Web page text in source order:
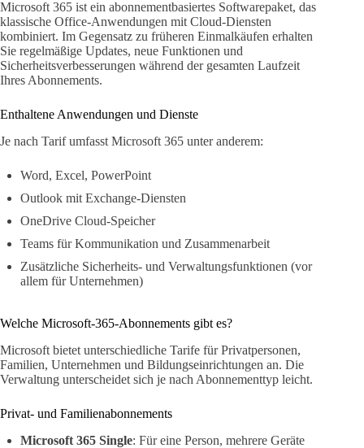
Microsoft 365 ist ein abonnementbasiertes Softwarepaket, das
klassische Office-Anwendungen mit Cloud-Diensten
kombiniert. Im Gegensatz zu früheren Einmalkäufen erhalten
Sie regelmäßige Updates, neue Funktionen und
Sicherheitsverbesserungen während der gesamten Laufzeit
Ihres Abonnements.
Enthaltene Anwendungen und Dienste
Je nach Tarif umfasst Microsoft 365 unter anderem:
Word, Excel, PowerPoint
Outlook mit Exchange-Diensten
OneDrive Cloud-Speicher
Teams für Kommunikation und Zusammenarbeit
Zusätzliche Sicherheits- und Verwaltungsfunktionen (vor
allem für Unternehmen)
Welche Microsoft-365-Abonnements gibt es?
Microsoft bietet unterschiedliche Tarife für Privatpersonen,
Familien, Unternehmen und Bildungseinrichtungen an. Die
Verwaltung unterscheidet sich je nach Abonnementtyp leicht.
Privat- und Familienabonnements
Microsoft 365 Single: Für eine Person, mehrere Geräte